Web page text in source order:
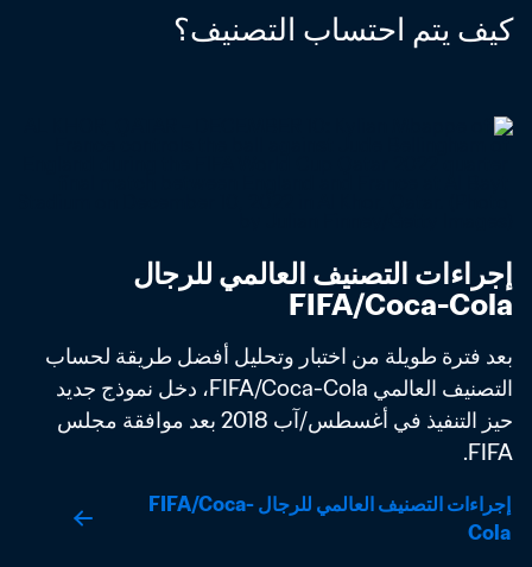
كيف يتم احتساب التصنيف؟
FIFA/Coca-Cola
FIFA.
إجراءات التصنيف العالمي للرجال FIFA/Coca-
Cola